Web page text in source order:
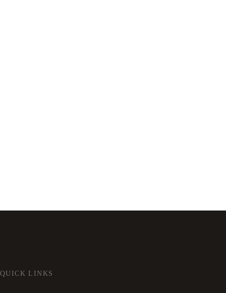
QUICK LINKS